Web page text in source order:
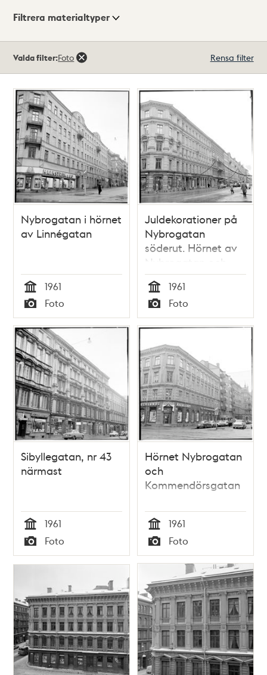
Visningsläge
Filtrera materialtyper
träffar
Valda filter:Foto Rensa filter
Nybrogatan i hörnet
av Linnégatan
Tid
1961
Typ
Foto
Juldekorationer på
Nybrogatan
söderut. Hörnet av
Nybrogatan och
Kommendörsgatan
Tid
1961
Typ
Foto
Sibyllegatan, nr 43
närmast
Tid
1961
Typ
Foto
Hörnet Nybrogatan
och
Kommendörsgatan
Tid
1961
Typ
Foto